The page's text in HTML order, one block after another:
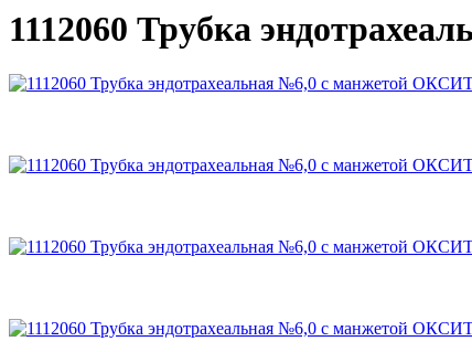
1112060 Трубка